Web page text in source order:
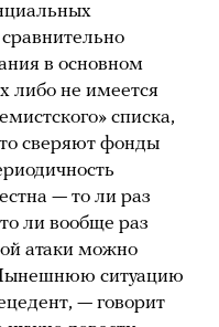
в основном
либо не имеется
списка,
сверяют фонды
— то ли раз
ли вообще раз
атаки можно
ситуацию
— говорит